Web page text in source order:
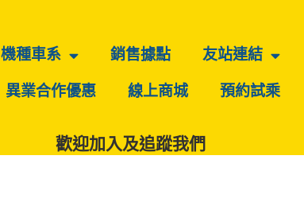
機種車系 銷售據點
友站連結
異業合作優惠 線上商城 預約試乘
歡迎加入及追蹤我們